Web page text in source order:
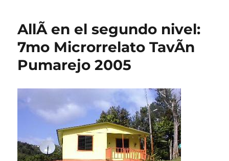
AllÃ­ en el segundo nivel:
7mo Microrrelato TavÃ­n
Pumarejo 2005